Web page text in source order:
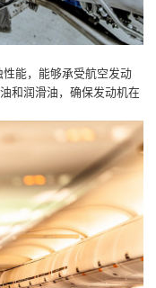
能，能够承受航空发动
和润滑油，确保发动机在